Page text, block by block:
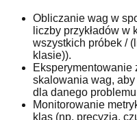
Obliczanie wag w
liczby przykładów
wszystkich próbek /
klasie)).
Eksperymentowanie
skalowania wag,
dla danego
Monitorowanie
klas (np. precyzja,